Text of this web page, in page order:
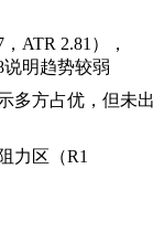
ATR 2.81），
明趋势较弱
多方占优，但未出
力区（R1